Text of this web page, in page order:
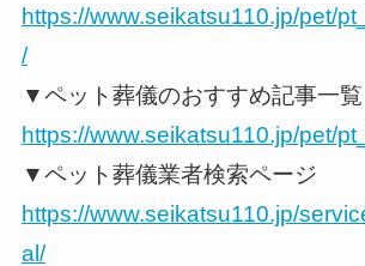
https://www.seikatsu110.jp/pet/
/
▼ペット葬儀のおすすめ記事一覧
https://www.seikatsu110.jp/pet/
▼ペット葬儀業者検索ページ
https://www.seikatsu110.jp/
al/